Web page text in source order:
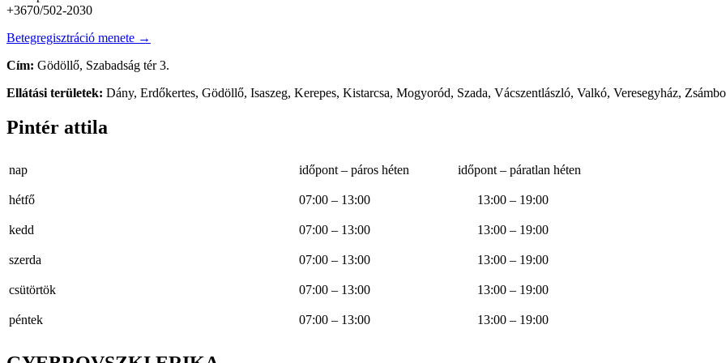
+3670/502-2030
Betegregisztráció menete →
Cím: Gödöllő, Szabadság tér 3.
Ellátási területek: Dány, Erdőkertes, Gödöllő, Isaszeg, Kerepes, Kistarcsa, Mogyoród, Szada, Vácszentlászló, Valkó, Veresegyház,
Pintér attila
nap időpont – páros héten időpont – páratlan héten
hétfő 07:00 – 13:00 13:00 – 19:00
kedd 07:00 – 13:00 13:00 – 19:00
szerda 07:00 – 13:00 13:00 – 19:00
csütörtök 07:00 – 13:00 13:00 – 19:00
péntek 07:00 – 13:00 13:00 – 19:00